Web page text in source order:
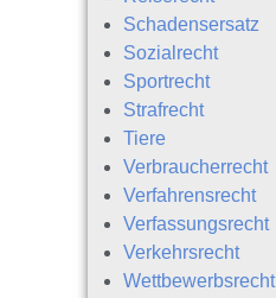
Schadensersatz
Sozialrecht
Sportrecht
Strafrecht
Tiere
Verbraucherrecht
Verfahrensrecht
Verfassungsrecht
Verkehrsrecht
Wettbewerbsrecht